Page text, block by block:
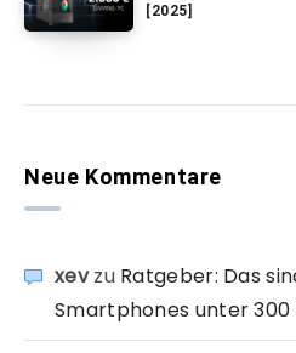
[2025]
Neue Kommentare
xevzu Ratgeber: Das
Smartphones unter 300